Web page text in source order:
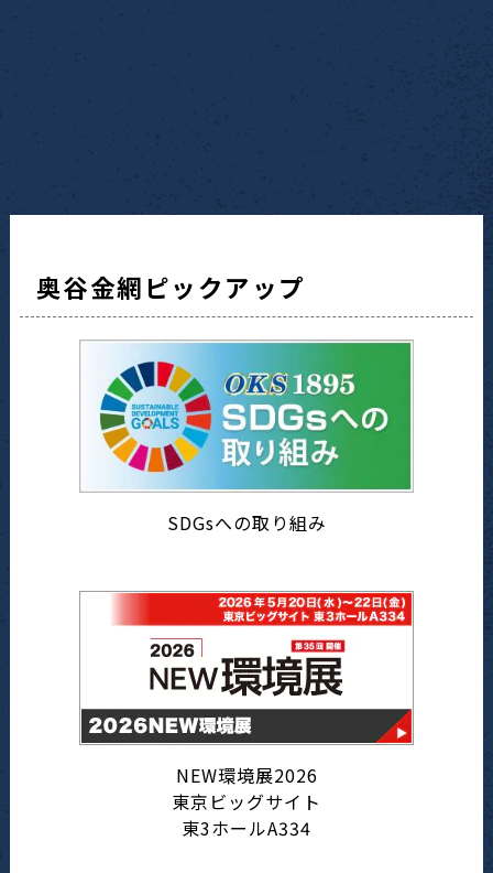
奥谷金網ピックアップ
SDGsへの取り組み
NEW環境展2026
東京ビッグサイト
東3ホールA334